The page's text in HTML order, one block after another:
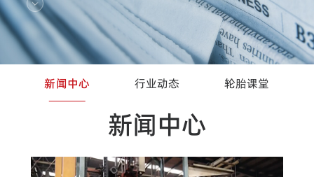
新闻中心 行业动态 轮胎课堂
新闻中心